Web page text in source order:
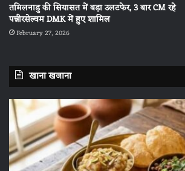
तमिलनाडु की सियासत में बड़ा उलटफेर, 3 बार CM रहे
पन्नीरसेल्वम DMK में हुए शामिल
February 27, 2026
खाना खजाना